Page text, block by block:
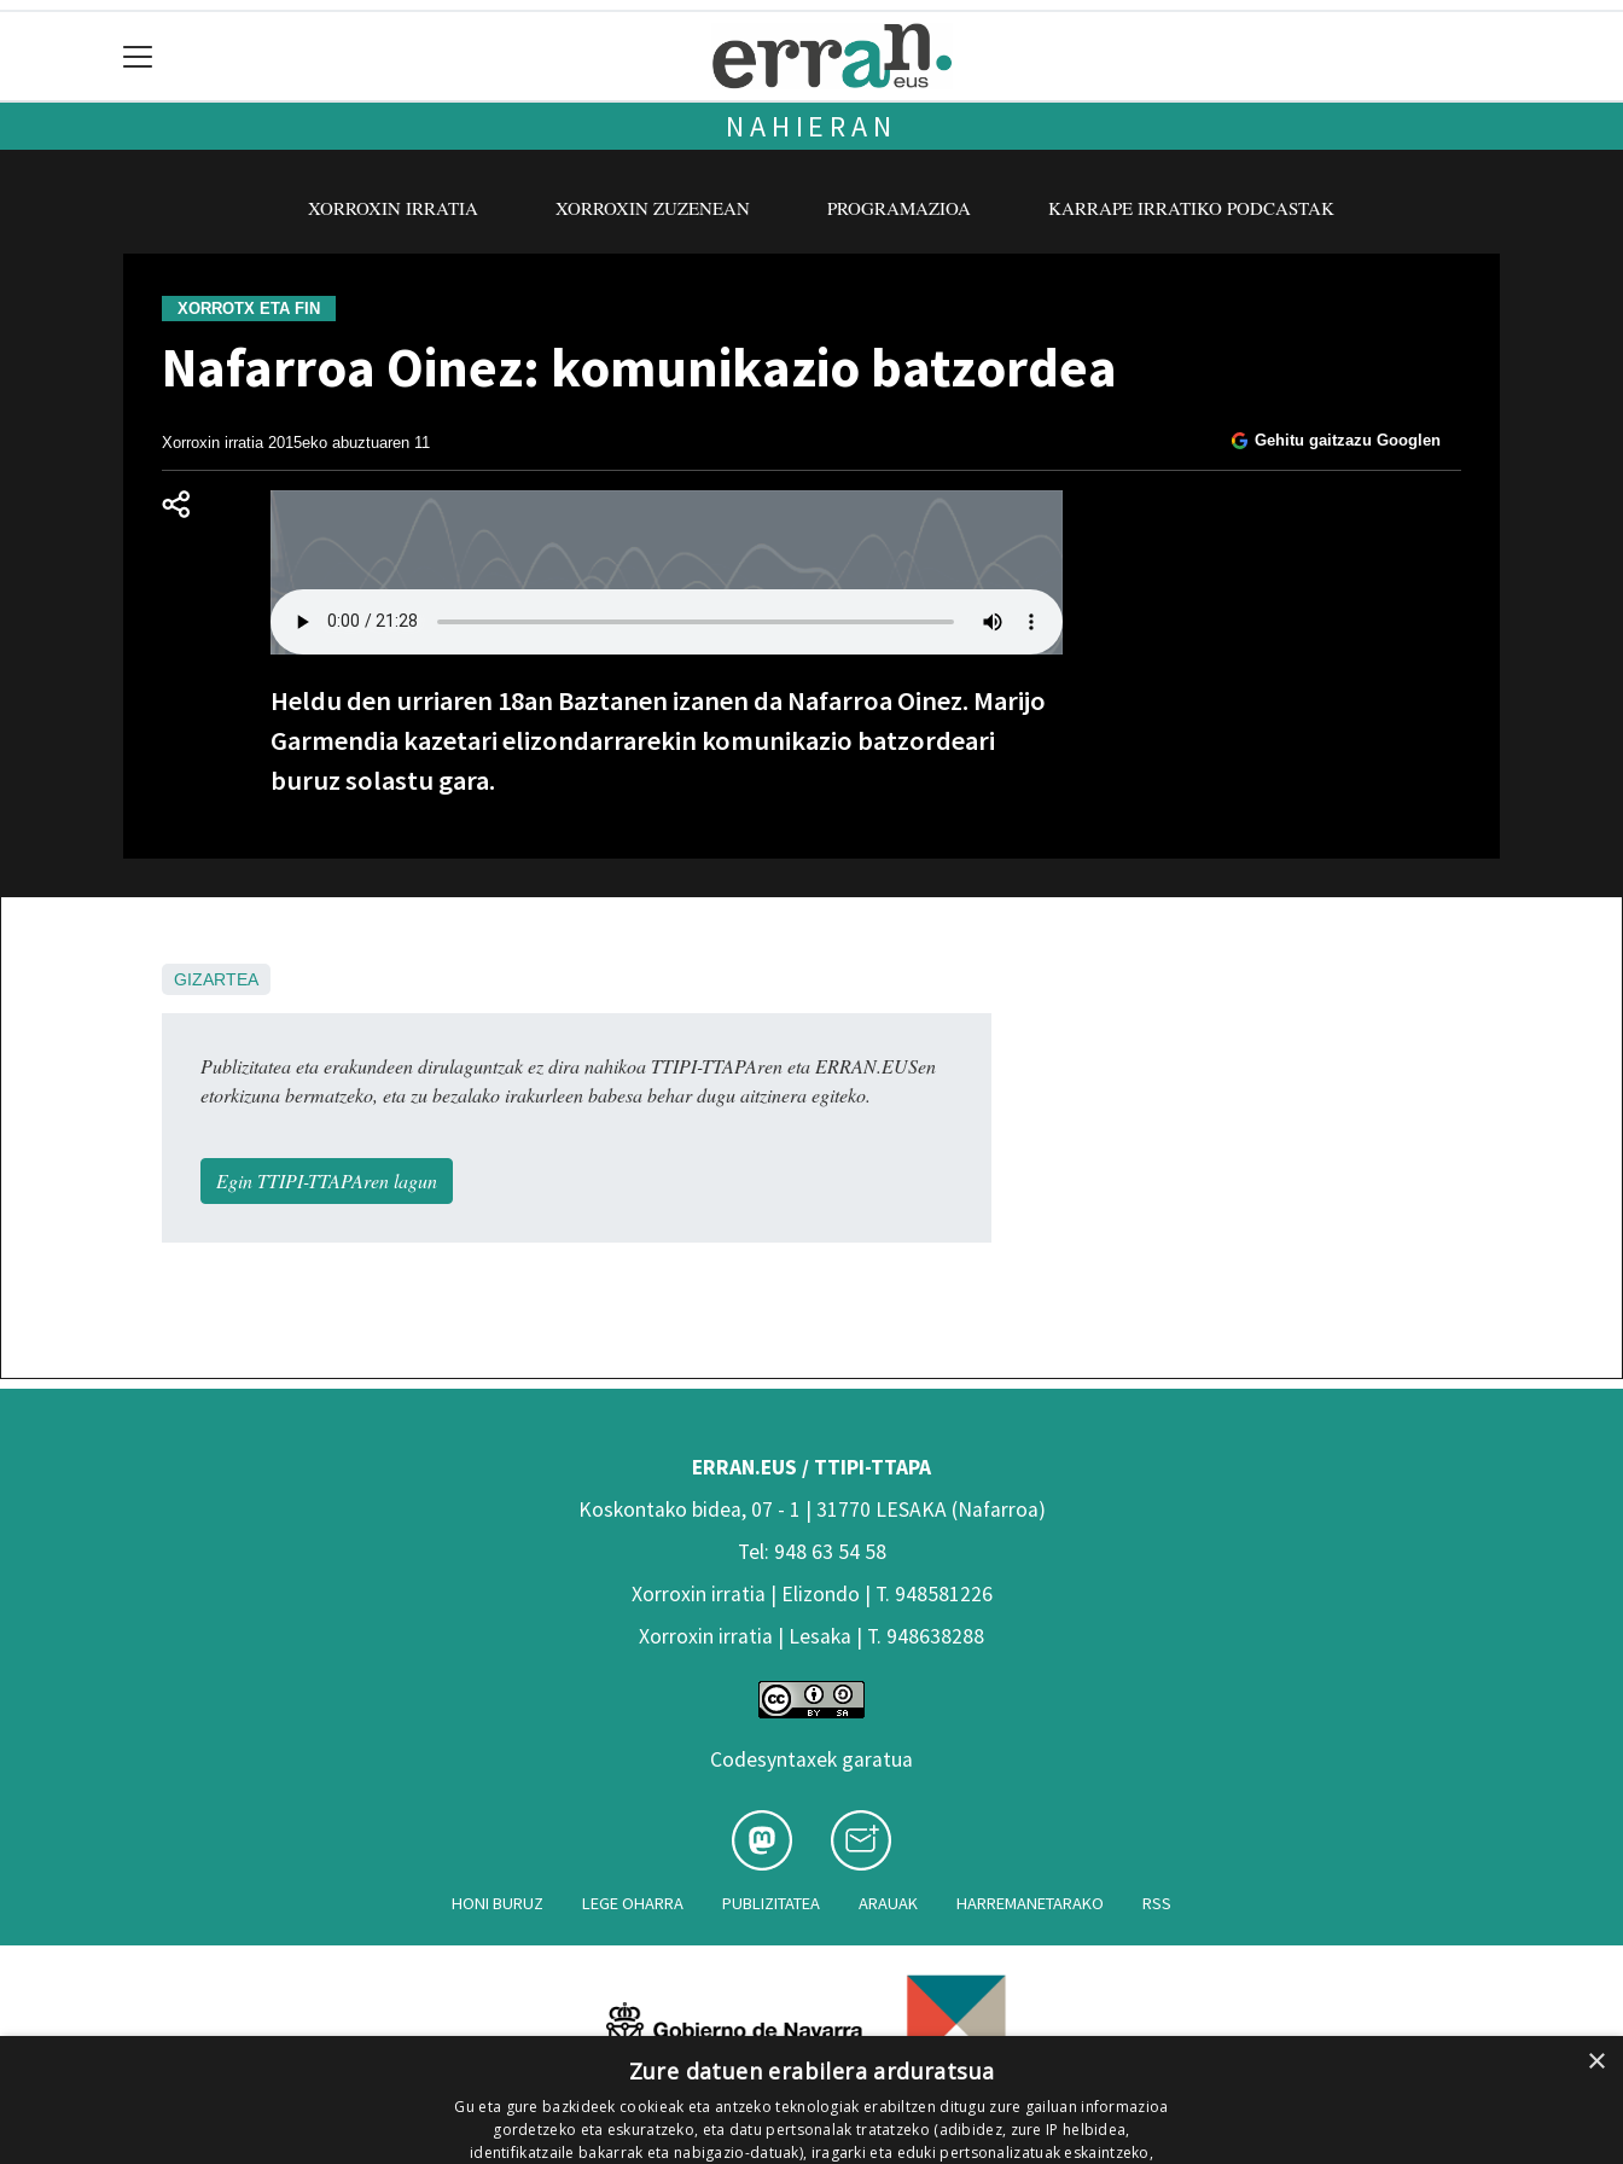
NAHIERAN
XORROXIN IRRATIA XORROXIN ZUZENEAN PROGRAMAZIOA KARRAPE IRRATIKO PODCASTAK
XORROTX ETA FIN
Nafarroa Oinez: komunikazio batzordea
Xorroxin irratia 2015eko abuztuaren 11 Gehitu gaitzazu Googlen
Heldu den urriaren 18an Baztanen izanen da Nafarroa Oinez. Marijo
Garmendia kazetari elizondarrarekin komunikazio batzordeari
buruz solastu gara.
GIZARTEA
Publizitatea eta erakundeen dirulaguntzak ez dira nahikoa TTIPI-TTAPAren eta ERRAN.EUSen
etorkizuna bermatzeko, eta zu bezalako irakurleen babesa behar dugu aitzinera egiteko.
Egin TTIPI-TTAPAren lagun
ERRAN.EUS / TTIPI-TTAPA
Koskontako bidea, 07 - 1 | 31770 LESAKA (Nafarroa)
Tel: 948 63 54 58
Xorroxin irratia | Elizondo | T. 948581226
Xorroxin irratia | Lesaka | T. 948638288
Codesyntaxek garatua
HONI BURUZ LEGE OHARRA PUBLIZITATEA ARAUAK HARREMANETARAKO RSS
×
Zure datuen erabilera arduratsua
Gu eta gure bazkideek cookieak eta antzeko teknologiak erabiltzen ditugu zure gailuan informazioa
gordetzeko eta eskuratzeko, eta datu pertsonalak tratatzeko (adibidez, zure IP helbidea,
identifikatzaile bakarrak eta nabigazio-datuak), iragarki eta eduki pertsonalizatuak eskaintzeko,